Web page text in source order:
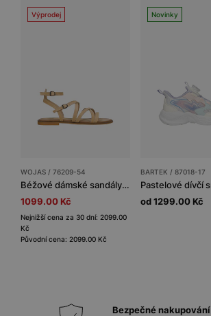
Výprodej
WOJAS / 76209-54
Béžové dámské sandály s tenkými řemínky
1099.00 Kč
Nejnižší cena za 30 dní: 2099.00
Kč
Původní cena: 2099.00 Kč
Novinky
BARTEK / 87018-17
od 1299.00 Kč
Bezpečné nakupování